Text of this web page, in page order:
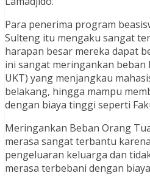
Para penerima program
Sulteng itu mengaku sangat
harapan besar mereka dapat
ini sangat meringankan beban
UKT) yang menjangkau
belakang, hingga mampu
dengan biaya tinggi seperti
Meringankan Beban Orang
merasa sangat terbantu
pengeluaran keluarga dan
merasa terbebani dengan